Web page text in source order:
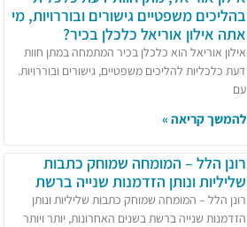
בהליכים משפטיים גישורים ובוררויות, מי
אתה אילון אוריאל כלכלן בכיר?
אילון אוריאל הוא כלכלן בכיר המתמחה במתן חוות
דעת כלכליות להליכים משפטיים, גישורים ובוררויות.
עם
להמשך קריאה »
רונן הלל – המומחה שמוחק כתבות
שליליות ונותן הזדמנות שנייה ברשת
רונן הלל – המומחה שמוחק כתבות שליליות ונותן
הזדמנות שנייה ברשת בשנים האחרונות, יותר ויותר